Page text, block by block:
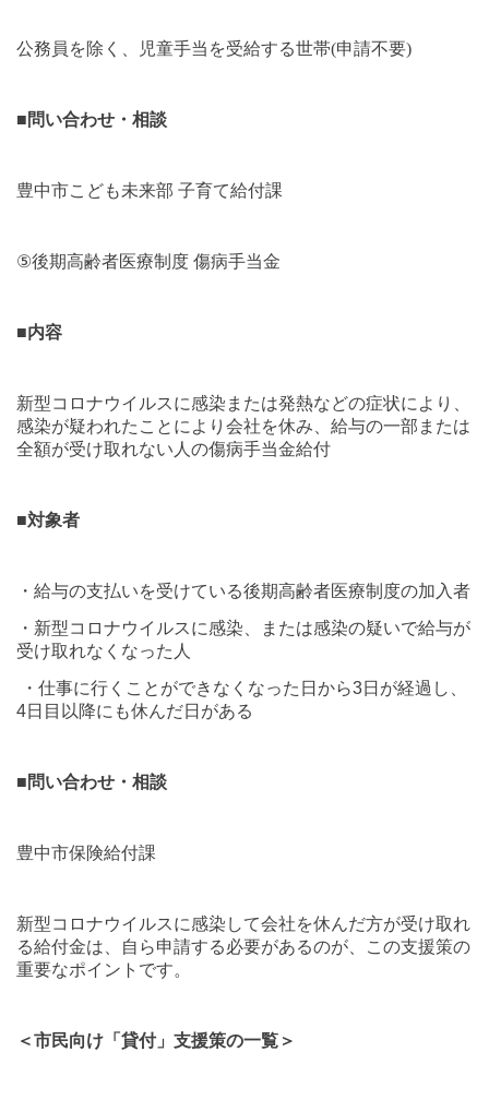
公務員を除く、児童手当を受給する世帯(申請不要)
■問い合わせ・相談
豊中市こども未来部 子育て給付課
⑤後期高齢者医療制度 傷病手当金
■内容
新型コロナウイルスに感染または発熱などの症状により、
感染が疑われたことにより会社を休み、給与の一部または
全額が受け取れない人の傷病手当金給付
■対象者
・給与の支払いを受けている後期高齢者医療制度の加入者
・新型コロナウイルスに感染、または感染の疑いで給与が
受け取れなくなった人
・仕事に行くことができなくなった日から3日が経過し、
4日目以降にも休んだ日がある
■問い合わせ・相談
豊中市保険給付課
新型コロナウイルスに感染して会社を休んだ方が受け取れ
る給付金は、自ら申請する必要があるのが、この支援策の
重要なポイントです。
＜市民向け「貸付」支援策の一覧＞